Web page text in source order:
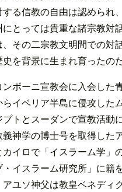
る信教の自由は認められ
とっては貴重な諸宗教対
その二宗教文明間での対
を背景に生まれ育ったのだ
ンボーニ宣教会に入会した
イベリア半島に侵攻した
プトとスーダンで宣教活動
神学の博士号を取得した
イロで「イスラーム学」
イスラーム研究所」に籍
ユソ神父は教皇ベネディ